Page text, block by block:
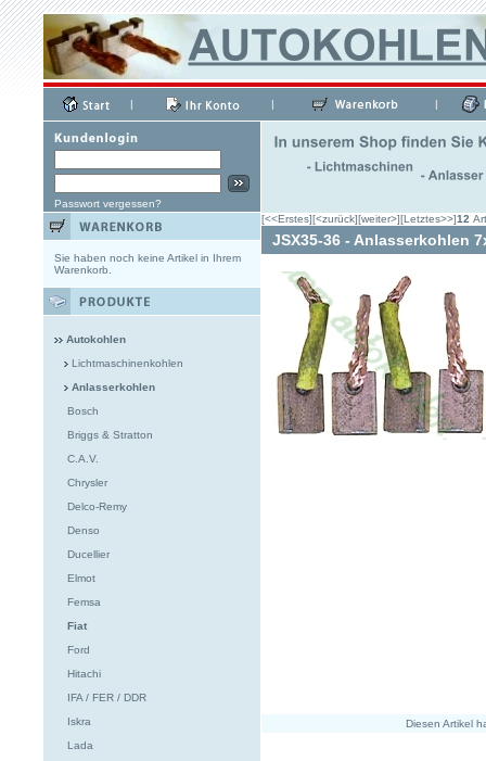
| | |
Passwort vergessen?
Sie haben noch keine Artikel in Ihrem
Warenkorb.
Autokohlen
Lichtmaschinenkohlen
Anlasserkohlen
Bosch
Briggs & Stratton
C.A.V.
Chrysler
Delco-Remy
Denso
Ducellier
Elmot
Femsa
Fiat
Ford
Hitachi
IFA / FER / DDR
Iskra
Lada
[<<Erstes][<zurück][weiter>][Letztes>>]12
JSX35-36 - Anlasserkohlen
Diesen Artikel